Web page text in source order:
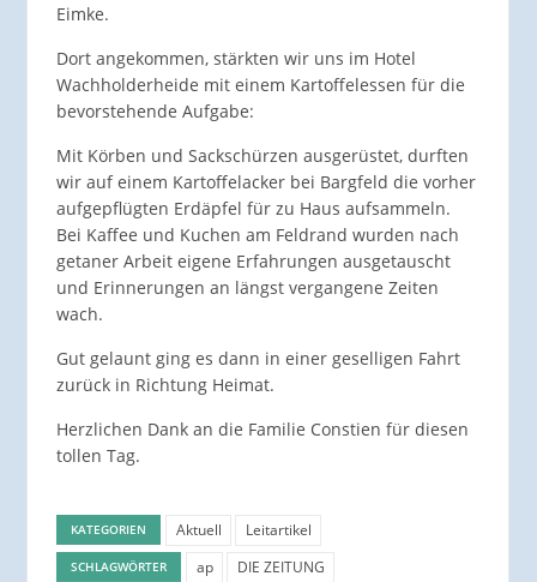
Eimke.
Dort angekommen, stärkten wir uns im Hotel
Wachholderheide mit einem Kartoffelessen für die
bevorstehende Aufgabe:
Mit Körben und Sackschürzen ausgerüstet, durften
wir auf einem Kartoffelacker bei Bargfeld die vorher
aufgepflügten Erdäpfel für zu Haus aufsammeln.
Bei Kaffee und Kuchen am Feldrand wurden nach
getaner Arbeit eigene Erfahrungen ausgetauscht
und Erinnerungen an längst vergangene Zeiten
wach.
Gut gelaunt ging es dann in einer geselligen Fahrt
zurück in Richtung Heimat.
Herzlichen Dank an die Familie Constien für diesen
tollen Tag.
KATEGORIEN Aktuell Leitartikel
SCHLAGWÖRTER ap
DIE ZEITUNG